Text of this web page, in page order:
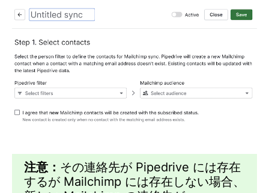
注意： その連絡先が Pipedrive には存在
するが Mailchimp には存在しない場合、